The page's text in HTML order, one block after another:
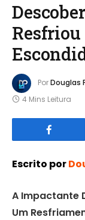
Resfriou
PorDouglas
4 Mins Leitura
Escrito por
A Impactante
Um